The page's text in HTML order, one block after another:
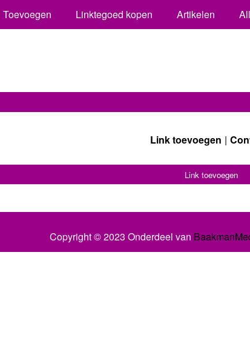
Toevoegen Linktegoed kopen Artikelen
Link toevoegen
Link toevoegen
Copyright © 2023 Onderdeel van